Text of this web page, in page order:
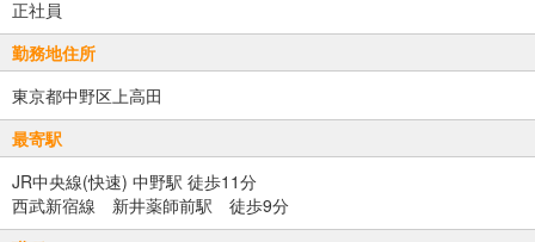
正社員
勤務地住所
東京都中野区上高田
最寄駅
JR中央線(快速) 中野駅 徒歩11分
西武新宿線 新井薬師前駅 徒歩9分